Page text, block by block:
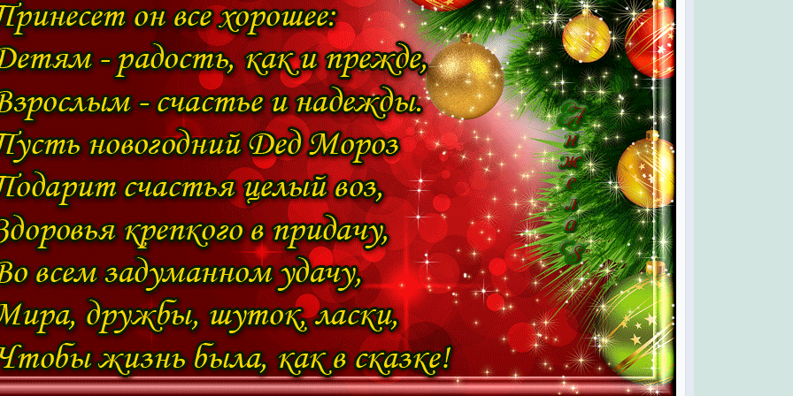
***
Чтобы дружней компания была,
Ты собери нас всех сегодня у стола
И не забудь: салатик «оливье»
Сегодня быть обязан на столе.
Но чтоб тебе везло весь год потом,
Не встреть его под праздничным столом!
***
Я желаю в НОВЫЙ ГОД,Винно-Водочный Завод,
Мятых Баксов 2 вагона,
Наших денег 3 Лимона!
Отпуск месяцев на 10-за бугром покуралесить!
Яхту,Лексус Новый Марки,Бриллиантов целый воз!
Чтобы эти все подарки Дед Мороз Тебе принёс!
С Наступающим Новым Годом!...
***
Эх, с невиданным упорством
В Новый год еда манила!
Новогоднее обжорство
Нас доводит до могилы!